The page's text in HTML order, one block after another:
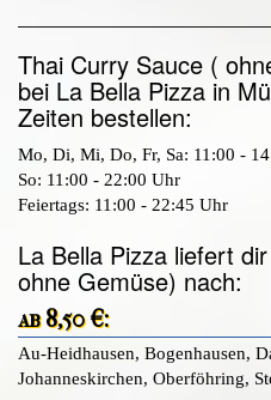
Thai Curry Sauce (
bei La Bella Pizza in
Zeiten bestellen:
Mo, Di, Mi, Do, Fr, Sa: 11:00 -
So: 11:00 - 22:00 Uhr
Feiertags: 11:00 - 22:45 Uhr
La Bella Pizza liefert
ohne Gemüse) nach:
ab 8,50 €:
Au-Heidhausen, Bogenhausen,
Johanneskirchen, Oberföhring,